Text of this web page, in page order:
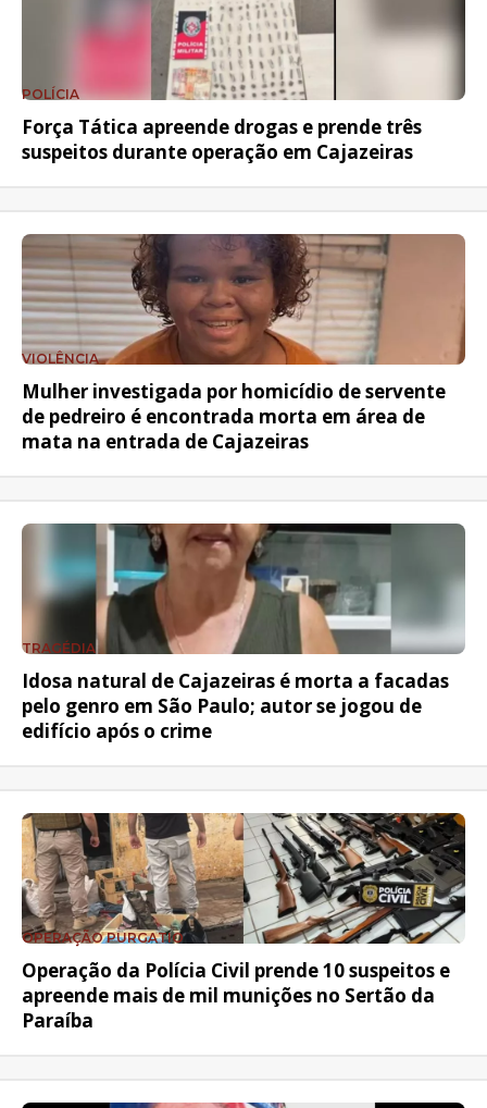
POLÍCIA
Força Tática apreende drogas e prende três
suspeitos durante operação em Cajazeiras
VIOLÊNCIA
Mulher investigada por homicídio de servente
de pedreiro é encontrada morta em área de
mata na entrada de Cajazeiras
TRAGÉDIA
Idosa natural de Cajazeiras é morta a facadas
pelo genro em São Paulo; autor se jogou de
edifício após o crime
OPERAÇÃO PURGATIO
Operação da Polícia Civil prende 10 suspeitos e
apreende mais de mil munições no Sertão da
Paraíba